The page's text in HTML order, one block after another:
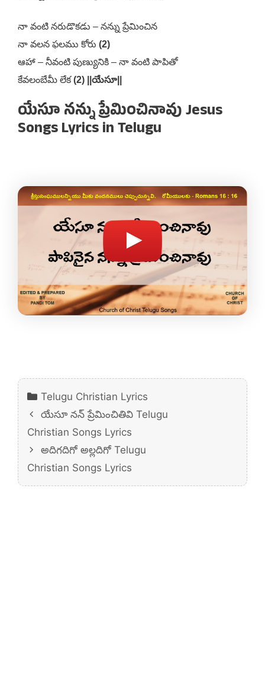
నా వంటి నరుడొకడు – నన్ను ప్రేమించిన
నా వలన ఫలము కోరు (2)
ఆహా – నీవంటి పుణ్యునికి – నా వంటి పాపితో
కేవలంబేమీ లేక(2) ||యేసూ||
యేసూ నన్ను ప్రేమించినావు Jesus
Songs Lyrics in Telugu
Categories
Telugu Christian Lyrics
యేసూ నన్ ప్రేమించితివి Telugu
Christian Songs Lyrics
అదిగదిగో అల్లదిగో Telugu
Christian Songs Lyrics